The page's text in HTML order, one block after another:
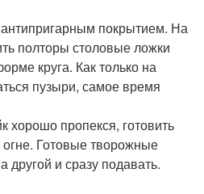
антипригарным покрытием. На
полторы столовые ложки
круга. Как только на
пузыри, самое время
хорошо пропекся, готовить
Готовые творожные
другой и сразу подавать.